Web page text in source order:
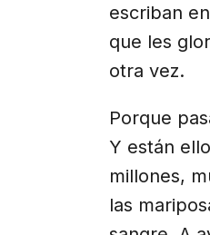
escriban
que les
otra vez.
Porque
Y están
millones,
las